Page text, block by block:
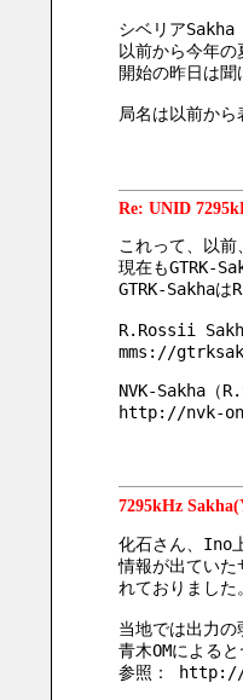
シベリアSakha
以前から今年の
開始の昨日は聞
局名は以前から
Re: UNID
これって、以
現在もGTRK-
GTRK-Sakhaは
R.Rossii
mms://
NVK-Sakha（
http://nvk-
7295kHz
化石さん、Ino
情報が出てい
れておりました。
当地では出力の
青木OMによる
参照：